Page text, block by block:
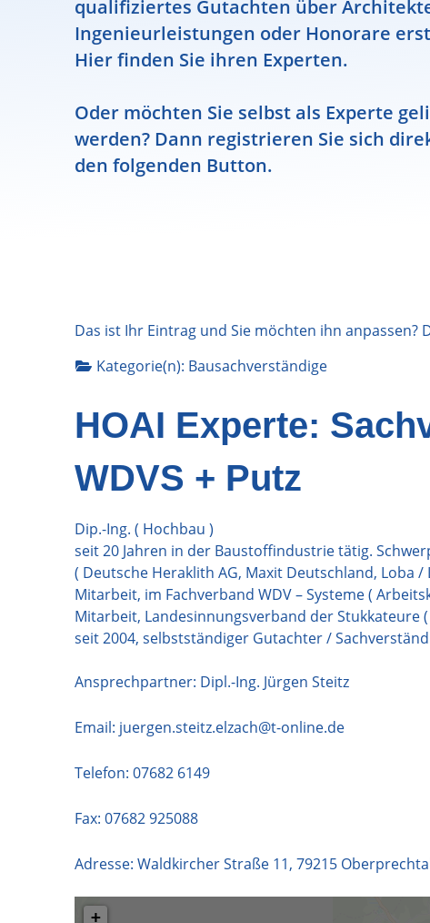
qualifiziertes Gutachten über
Ingenieurleistungen oder Honorare
Hier finden Sie ihren Experten.
Oder möchten Sie selbst als Experte
werden? Dann registrieren Sie sich
den folgenden Button.
Das ist Ihr Eintrag und Sie möchten ihn anpassen?
Kategorie(n): Bausachverständige
HOAI Experte:
WDVS + Putz
Dip.-Ing. ( Hochbau )
seit 20 Jahren in der Baustoffindustrie tätig.
( Deutsche Heraklith AG, Maxit Deutschland, Loba
Mitarbeit, im Fachverband WDV – Systeme (
Mitarbeit, Landesinnungsverband der Stukkateure (
seit 2004, selbstständiger Gutachter /
Ansprechpartner: Dipl.-Ing. Jürgen Steitz
Email: juergen.steitz.elzach@t-online.de
Telefon: 07682 6149
Fax: 07682 925088
Adresse: Waldkircher Straße 11, 79215
+